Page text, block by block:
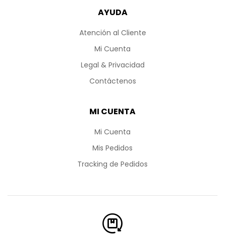
AYUDA
Atención al Cliente
Mi Cuenta
Legal & Privacidad
Contáctenos
MI CUENTA
Mi Cuenta
Mis Pedidos
Tracking de Pedidos